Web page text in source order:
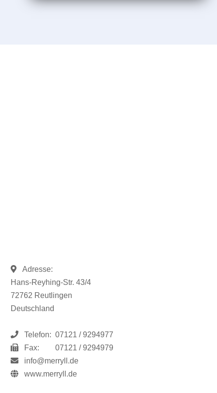
Adresse:
Hans-Reyhing-Str. 43/4
72762 Reutlingen
Deutschland
Telefon: 07121 / 9294977
Fax:
07121 / 9294979
info@merryll.de
www.merryll.de